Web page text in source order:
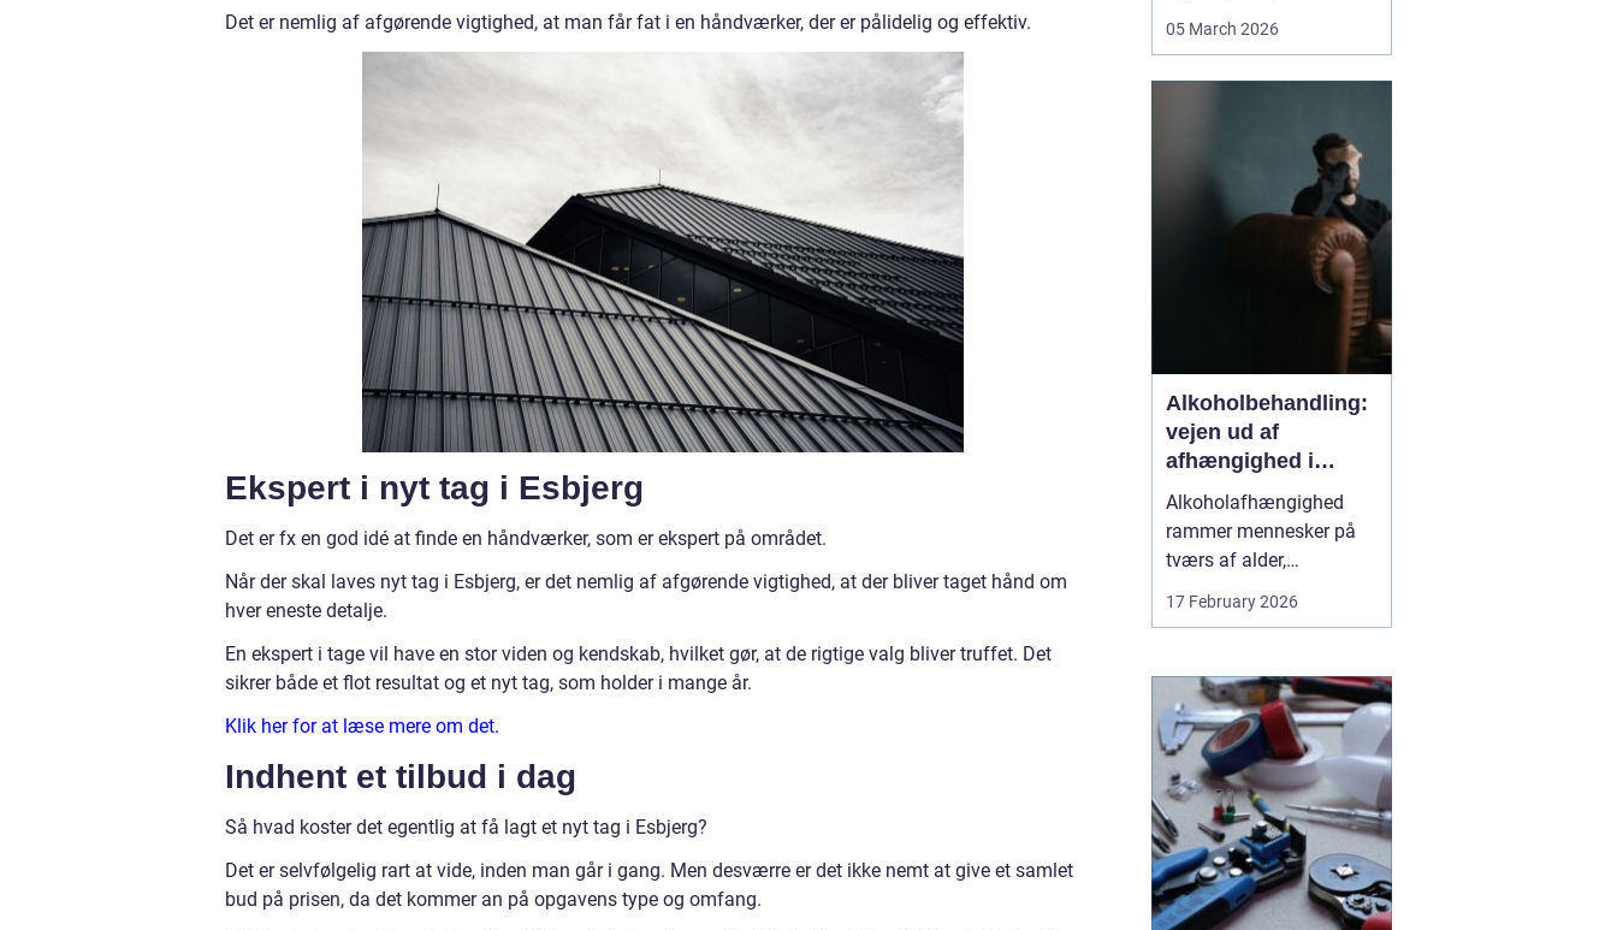
Det er nemlig af afgørende vigtighed, at man får fat i en håndværker, der er pålidelig og effektiv.
Ekspert i nyt tag i Esbjerg
Det er fx en god idé at finde en håndværker, som er ekspert på området.
Når der skal laves nyt tag i Esbjerg, er det nemlig af afgørende vigtighed, at der bliver taget hånd om
hver eneste detalje.
En ekspert i tage vil have en stor viden og kendskab, hvilket gør, at de rigtige valg bliver truffet. Det
sikrer både et flot resultat og et nyt tag, som holder i mange år.
Klik her for at læse mere om det.
Indhent et tilbud i dag
Så hvad koster det egentlig at få lagt et nyt tag i Esbjerg?
Det er selvfølgelig rart at vide, inden man går i gang. Men desværre er det ikke nemt at give et samlet
bud på prisen, da det kommer an på opgavens type og omfang.
ved et nyt hjem bliver
logistik, der skal gå op.
Flyttefirma Nordsjæ...
05 March 2026
Alkoholbehandling:
vejen ud af
afhængighed i
trygge rammer
Alkoholafhængighed
rammer mennesker på
tværs af alder,
uddannelse og
baggrund. For mange
Et glas for at falde ned
efter arbejde, lidt ekstra i
weekenden, og pludselig
er alkoholen blevet en
nødve...
17 February 2026